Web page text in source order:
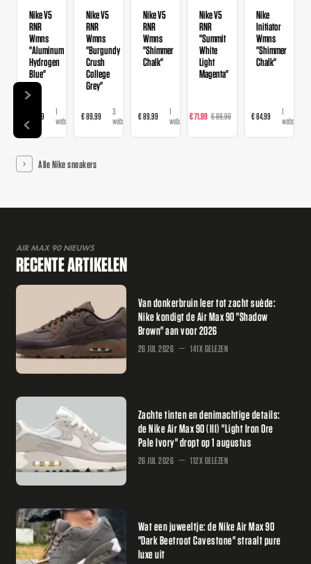
Nike V5
RNR
Wmns
"Aluminum
Hydrogen
Blue"
€ 89,99
1
webshop
Nike V5
RNR
Wmns
"Burgundy
Crush
College
Grey"
€ 89,99
3
webshops
Nike V5
RNR
Wmns
"Shimmer
Chalk"
€ 89,99
1
webshop
Nike V5
RNR
"Summit
White
Light
Magenta"
€ 71,99 € 89,99
webshops
Nike
Initiator
Wmns
"Shimmer
Chalk"
€ 84,99
1
webshop
Alle Nike sneakers
AIR MAX 90 NIEUWS
RECENTE ARTIKELEN
Van donkerbruin leer tot zacht suède:
Nike kondigt de Air Max 90 "Shadow
Brown" aan voor 2026
26 JUL 2026 141X GELEZEN
Zachte tinten en denimachtige details:
de Nike Air Max 90 (III) "Light Iron Ore
Pale Ivory" dropt op 1 augustus
26 JUL 2026 112X GELEZEN
Wat een juweeltje: de Nike Air Max 90
"Dark Beetroot Cavestone" straalt pure
luxe uit